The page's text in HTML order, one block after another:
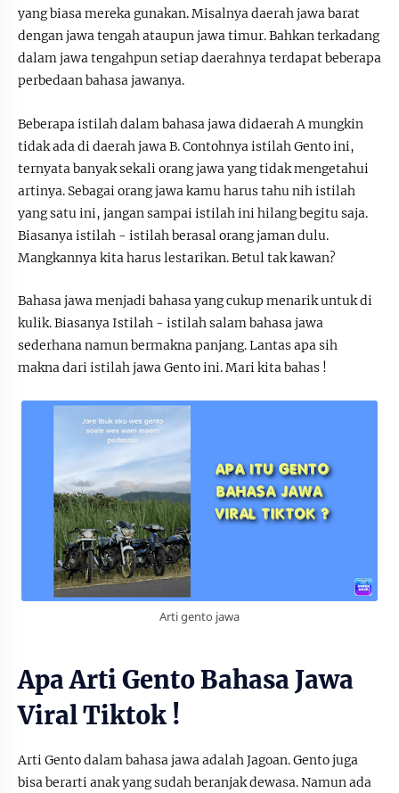
yang biasa mereka gunakan. Misalnya daerah jawa barat
dengan jawa tengah ataupun jawa timur. Bahkan terkadang
dalam jawa tengahpun setiap daerahnya terdapat beberapa
perbedaan bahasa jawanya.
Beberapa istilah dalam bahasa jawa didaerah A mungkin
tidak ada di daerah jawa B. Contohnya istilah Gento ini,
ternyata banyak sekali orang jawa yang tidak mengetahui
artinya. Sebagai orang jawa kamu harus tahu nih istilah
yang satu ini, jangan sampai istilah ini hilang begitu saja.
Biasanya istilah - istilah berasal orang jaman dulu.
Mangkannya kita harus lestarikan. Betul tak kawan?
Bahasa jawa menjadi bahasa yang cukup menarik untuk di
kulik. Biasanya Istilah - istilah salam bahasa jawa
sederhana namun bermakna panjang. Lantas apa sih
makna dari istilah jawa Gento ini. Mari kita bahas !
Arti gento jawa
Apa Arti Gento Bahasa Jawa
Viral Tiktok !
Arti Gento dalam bahasa jawa adalah Jagoan. Gento juga
bisa berarti anak yang sudah beranjak dewasa. Namun ada